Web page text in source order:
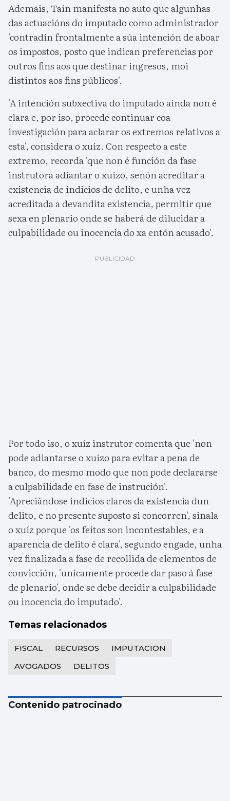
Ademais, Taín manifesta no auto que algunhas
das actuacións do imputado como administrador
'contradín frontalmente a súa intención de aboar
os impostos, posto que indican preferencias por
outros fins aos que destinar ingresos, moi
distintos aos fins públicos'.
'A intención subxectiva do imputado aínda non é
clara e, por iso, procede continuar coa
investigación para aclarar os extremos relativos a
esta', considera o xuíz. Con respecto a este
extremo, recorda 'que non é función da fase
instrutora adiantar o xuízo, senón acreditar a
existencia de indicios de delito, e unha vez
acreditada a devandita existencia, permitir que
sexa en plenario onde se haberá de dilucidar a
culpabilidade ou inocencia do xa entón acusado'.
Por todo iso, o xuíz instrutor comenta que 'non
pode adiantarse o xuízo para evitar a pena de
banco, do mesmo modo que non pode declararse
a culpabilidade en fase de instrución'.
'Apreciándose indicios claros da existencia dun
delito, e no presente suposto si concorren', sinala
o xuíz porque 'os feitos son incontestables, e a
aparencia de delito é clara', segundo engade, unha
vez finalizada a fase de recollida de elementos de
convicción, 'unicamente procede dar paso á fase
de plenario', onde se debe decidir a culpabilidade
ou inocencia do imputado'.
Temas relacionados
FISCAL RECURSOS
IMPUTACION
AVOGADOS
DELITOS
Contenido patrocinado